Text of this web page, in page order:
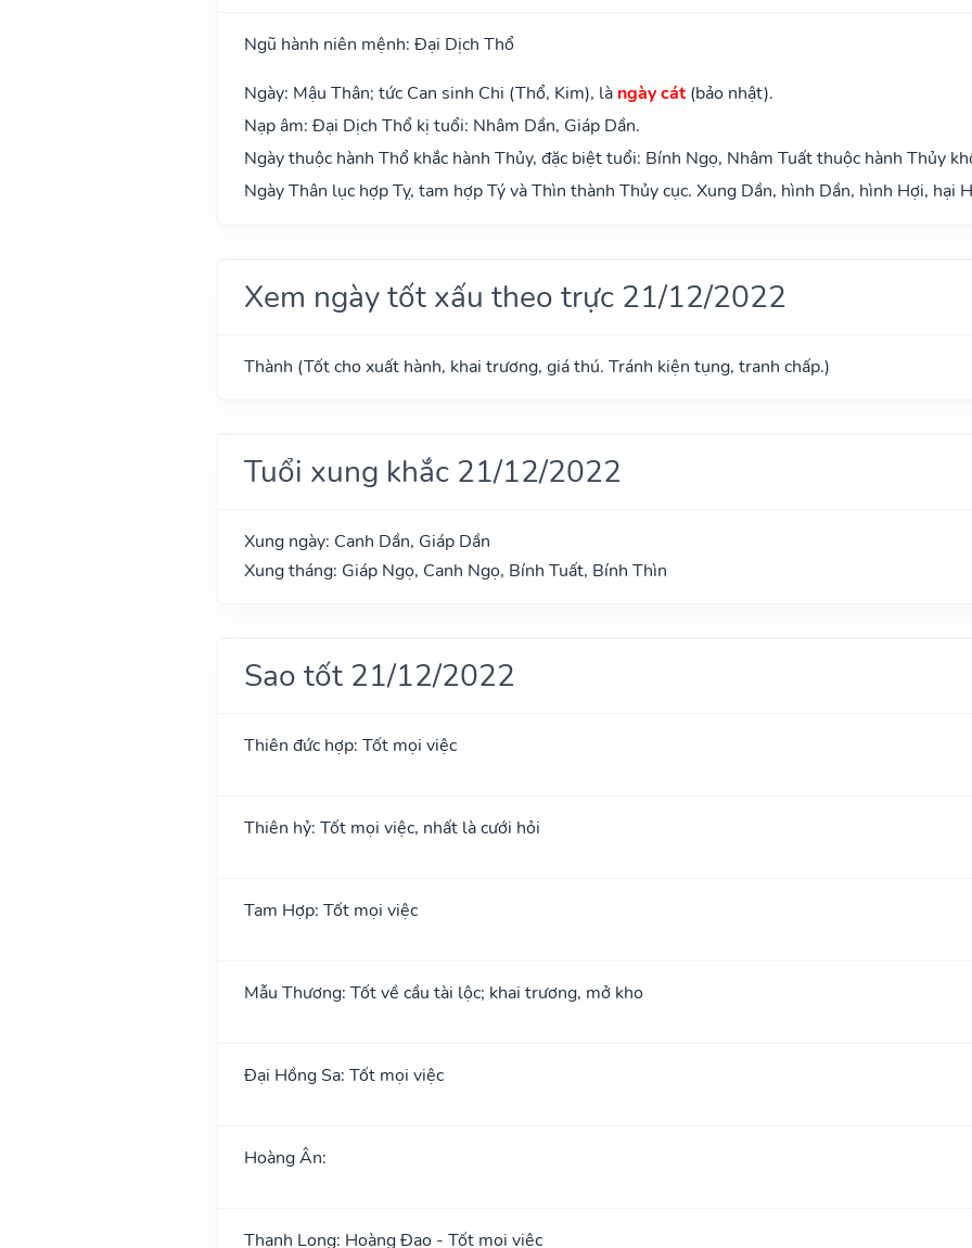
Ngũ hành niên mệnh: Đại Dịch Thổ
Ngày: Mậu Thân; tức Can sinh Chi (Thổ, Kim), là ngày cát(bảo nhật).
Nạp âm: Đại Dịch Thổ kị tuổi: Nhâm Dần, Giáp Dần.
Ngày thuộc hành Thổ khắc hành Thủy, đặc biệt tuổi: Bính Ngọ, Nhâm Tuất thuộc hành Thủy
Ngày Thân lục hợp Tỵ, tam hợp Tý và Thìn thành Thủy cục. Xung Dần, hình Dần, hình Hợi, hại
Xem ngày tốt xấu theo trực 21/12/2022
Thành (Tốt cho xuất hành, khai trương, giá thú. Tránh kiện tụng, tranh chấp.)
Tuổi xung khắc 21/12/2022
Xung ngày: Canh Dần, Giáp Dần
Xung tháng: Giáp Ngọ, Canh Ngọ, Bính Tuất, Bính Thìn
Sao tốt 21/12/2022
Thiên đức hợp: Tốt mọi việc
Thiên hỷ: Tốt mọi việc, nhất là cưới hỏi
Tam Hợp: Tốt mọi việc
Mẫu Thương: Tốt về cầu tài lộc; khai trương, mở kho
Đại Hồng Sa: Tốt mọi việc
Hoàng Ân:
Thanh Long: Hoàng Đạo - Tốt mọi việc